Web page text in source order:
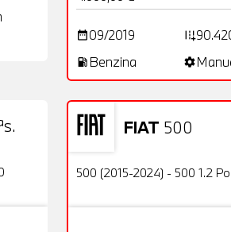
date_range09/2019 add_road
local_gas_station Benzina settings
Foto FIAT 500
OFFERTA
Usato
500 (2015-2024) - 500 1.2